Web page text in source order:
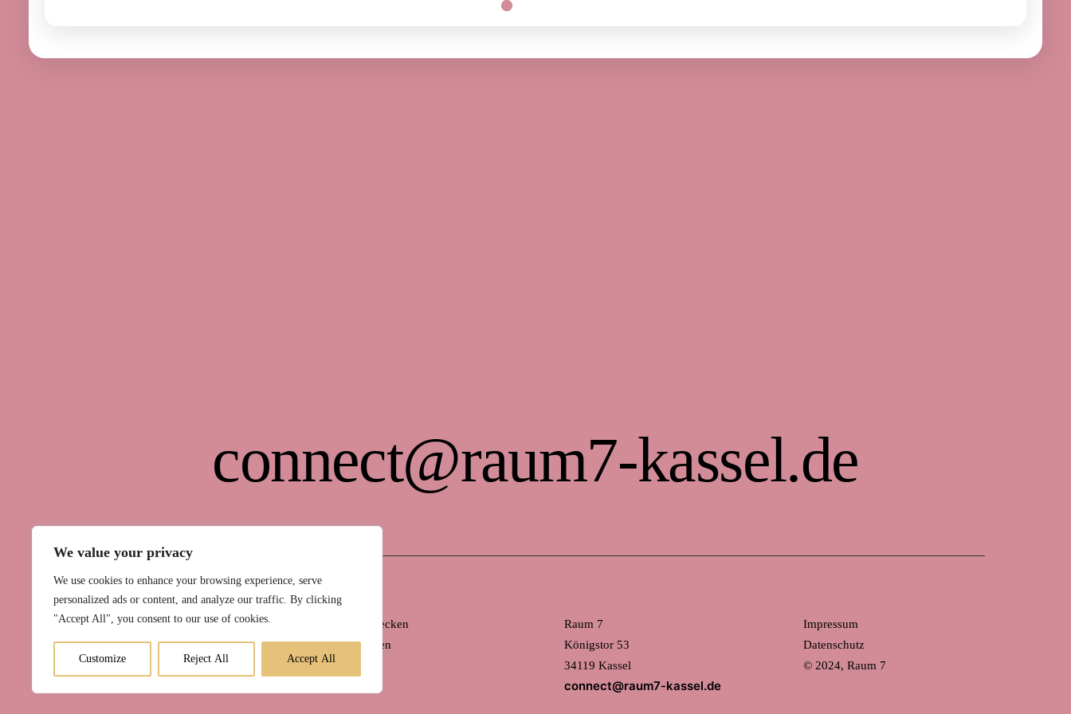
We value your privacy
We use cookies to enhance your browsing experience, serve
personalized ads or content, and analyze our traffic. By clicking
"Accept All", you consent to our use of cookies.
Customize Reject All Accept All
connect@raum7-kassel.de
Kurse entdecken
Raum mieten
Raum 7
Königstor 53
34119 Kassel
connect@raum7-kassel.de
Impressum
Datenschutz
© 2024, Raum 7